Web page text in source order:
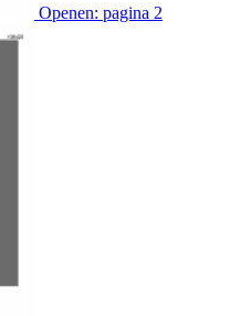
Openen: pagina 2